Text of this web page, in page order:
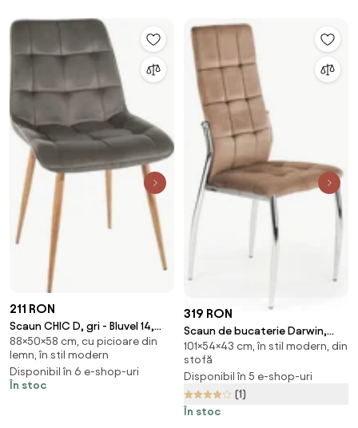
211 RON
Scaun CHIC D, gri - Bluvel 14,
stofa catifelata/metal,
50x58x88 cm
88×50×58 cm, cu picioare din
lemn, în stil modern
Disponibil în 6 e-shop-uri
În stoc
319 RON
Scaun de bucaterie Darwin,
bej/argintiu
101×54×43 cm, în stil modern, din
stofă
Disponibil în 5 e-shop-uri
(1)
În stoc